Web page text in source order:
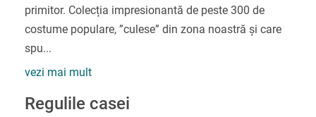
primitor. Colecția impresionantă de peste 300 de
costume populare, ”culese” din zona noastră și care
spu...
vezi mai mult
Regulile casei